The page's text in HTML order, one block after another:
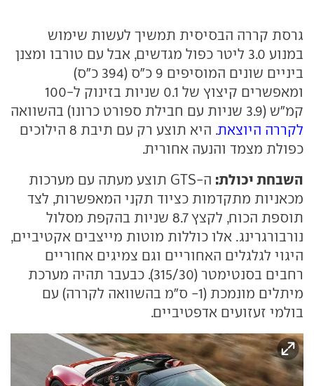
גרסת קררה הבסיסית תמשיך לעשות שימוש
במנוע 3.0 ליטר כפול מגדשים, אבל עם טורבו ומצנן
ביניים שונים המוסיפים 9 כ"ס (394 כ"ס)
ומאפשרים קיצוץ של 0.1 שניות בזינוק ל-100
קמ"ש (3.9 שניות עם חבילת ספורט כרונו) בהשוואה
לקררה היוצאת
. היא תוצע רק עם תיבת 8 הילוכים
כפולת מצמד והנעה אחורית.
השבחת יכולת:
ה-GTS תוצע מעתה עם מערכות
מכאניות מתקדמות כציוד תקני המאפשרות, לצד
תוספת הכוח, לקצץ 8.7 שניות בהקפת מסלול
נורבורגרינג. אלו כוללות מוטות מייצבים אקטיביים,
היגוי לגלגלים האחוריים וגם צמיגים אחוריים
רחבים בסנטימטר (315/30). כבעבר תהיה מערכת
מיתלים מונמכת (1- ס"מ בהשוואה לקררה) עם
בולמי זעזועים אדפטיביים.